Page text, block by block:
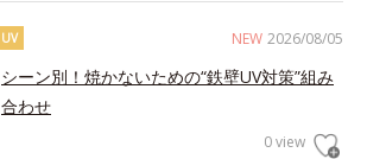
NEW 2026/08/05
UV
シーン別！焼かないための“鉄壁UV対策”組み
合わせ
0 view